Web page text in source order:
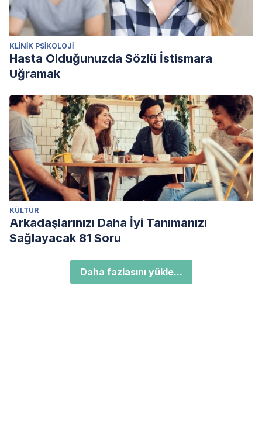
KLINIK PSIKOLOJI
Hasta Olduğunuzda Sözlü İstismara
Uğramak
KÜLTÜR
Arkadaşlarınızı Daha İyi Tanımanızı
Sağlayacak 81 Soru
Daha fazlasını yükle...